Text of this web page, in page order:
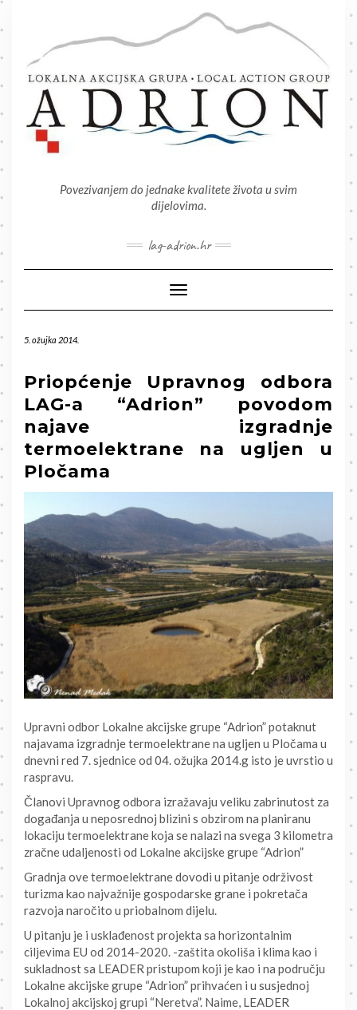
Skip
Povezivanjem do jednake kvalitete života u svim
dijelovima.
lag-adrion.hr
Toggle Navigation
5. ožujka 2014.
Priopćenje Upravnog odbora
LAG-a “Adrion” povodom
najave izgradnje
termoelektrane na ugljen u
Pločama
Upravni odbor Lokalne akcijske grupe “Adrion” potaknut
najavama izgradnje termoelektrane na ugljen u Pločama u
dnevni red 7. sjednice od 04. ožujka 2014.g isto je uvrstio u
raspravu.
Članovi Upravnog odbora izražavaju veliku zabrinutost za
događanja u neposrednoj blizini s obzirom na planiranu
lokaciju termoelektrane koja se nalazi na svega 3 kilometra
zračne udaljenosti od Lokalne akcijske grupe “Adrion”
Gradnja ove termoelektrane dovodi u pitanje održivost
turizma kao najvažnije gospodarske grane i pokretača
razvoja naročito u priobalnom dijelu.
U pitanju je i usklađenost projekta sa horizontalnim
ciljevima EU od 2014-2020. -zaštita okoliša i klima kao i
sukladnost sa LEADER pristupom koji je kao i na području
Lokalne akcijske grupe “Adrion” prihvaćen i u susjednoj
Lokalnoj akcijskoj grupi “Neretva”. Naime, LEADER